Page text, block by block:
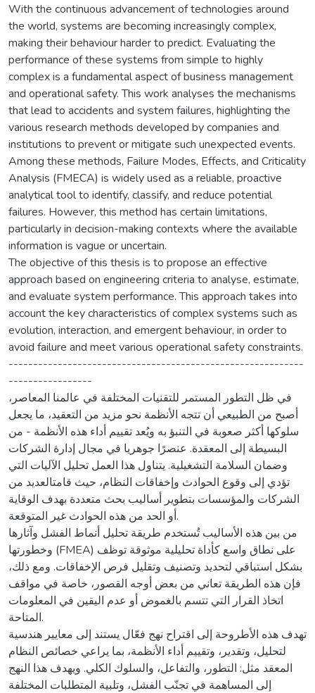
With the continuous advancement of technologies around
the world, systems are becoming increasingly complex,
making their behaviour harder to predict. Evaluating the
performance of these systems from simple to highly
complex is a fundamental aspect of business management
and operational safety. This work analyses the mechanisms
that lead to accidents and system failures, highlighting the
various research methods developed by companies and
institutions to prevent or mitigate such unexpected events.
Among these methods, Failure Modes, Effects, and Criticality
Analysis (FMECA) is widely used as a reliable, proactive
analytical tool to identify, classify, and reduce potential
failures. However, this method has certain limitations,
particularly in decision-making contexts where the available
information is vague or uncertain.
The objective of this thesis is to propose an effective
approach based on engineering criteria to analyse, estimate,
and evaluate system performance. This approach takes into
account the key characteristics of complex systems such as
evolution, interaction, and emergent behaviour, in order to
avoid failure and meet various operational safety constraints.
------------------------------------------------------------
-----------------
في ظل التطور المستمر للتقنيات المختلفة في عالمنا المعاصر،
أصبح من الطبيعي أن تتجه الأنظمة نحو مزيد من التعقيد، ما يجعل
سلوكها أكثر صعوبة في التنبؤ به ويُعد تقييم أداء هذه الأنظمة - من
البسيطة إلى المعقدة. عنصرًا جوهريا في مجال إدارة الشركات
وضمان السلامة التشغيلية. يتناول هذا العمل تحليل الآليات التي
تؤدي إلى وقوع الحوادث وإخفاقات النظام، حيث قامتالعديد من
الشركات والمؤسسات بتطوير أساليب بحث متعددة بهدف الوقاية
أو الحد من هذه الحوادث غير المتوقعة.
من بين هذه الأساليب تُستخدم طريقة تحليل أنماط الفشل وآثارها
وخطورتها (FMEA) على نطاق واسع كأداة تحليلية موثوقة توظف
بشكل استباقي لتحديد وتصنيف وتقليل فرص الإخفاقات. ومع ذلك،
فإن هذه الطريقة تعاني من بعض أوجه القصور، خاصة في مواقف
اتخاذ القرار التي تتسم بالغموض أو عدم اليقين في المعلومات
المتاحة.
تهدف هذه الأطروحة إلى اقتراح نهج فعّال يستند إلى معايير هندسية
لتحليل، وتقدير، وتقييم أداء الأنظمة، بما يراعي خصائص النظام
المعقد مثل: التطور، والتفاعل، والسلوك الكلي. ويهدف هذا النهج
إلى المساهمة في تجنّب الفشل، وتلبية المتطلبات المختلفة